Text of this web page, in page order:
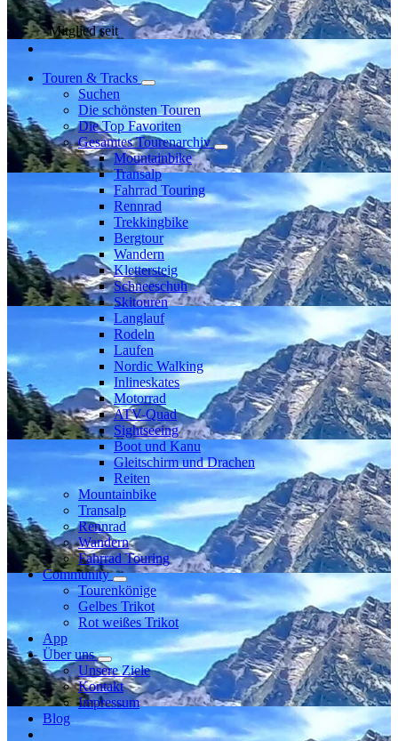
Mitglied seit
Touren & Tracks
Suchen
Die schönsten Touren
Die Top Favoriten
Gesamtes Tourenarchiv
Mountainbike
Transalp
Fahrrad Touring
Rennrad
Trekkingbike
Bergtour
Wandern
Klettersteig
Schneeschuh
Skitouren
Langlauf
Rodeln
Laufen
Nordic Walking
Inlineskates
Motorrad
ATV-Quad
Sightseeing
Boot und Kanu
Gleitschirm und Drachen
Reiten
Mountainbike
Transalp
Rennrad
Wandern
Fahrrad Touring
Community
Tourenkönige
Gelbes Trikot
Rot weißes Trikot
App
Über uns
Unsere Ziele
Kontakt
Impressum
Blog